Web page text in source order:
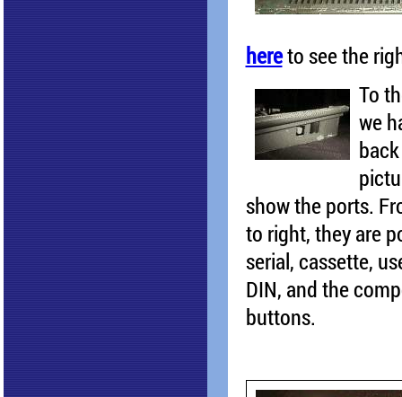
hereto see the
To
we
back
show the ports.
to right, they are
serial, cassette,
DIN, and the
buttons.